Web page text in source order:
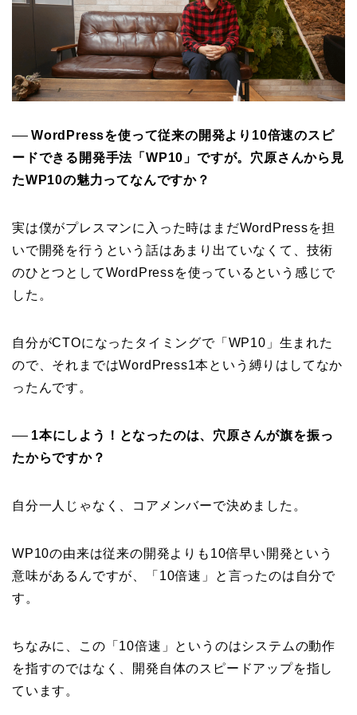
── WordPressを使って従来の開発より10倍速のスピ
ードできる開発手法「WP10」ですが。穴原さんから見
たWP10の魅力ってなんですか？
実は僕がプレスマンに入った時はまだWordPressを担
いで開発を行うという話はあまり出ていなくて、技術
のひとつとしてWordPressを使っているという感じで
した。
自分がCTOになったタイミングで「WP10」生まれた
ので、それまではWordPress1本という縛りはしてなか
ったんです。
── 1本にしよう！となったのは、穴原さんが旗を振っ
たからですか？
自分一人じゃなく、コアメンバーで決めました。
WP10の由来は従来の開発よりも10倍早い開発という
意味があるんですが、「10倍速」と言ったのは自分で
す。
ちなみに、この「10倍速」というのはシステムの動作
を指すのではなく、開発自体のスピードアップを指し
ています。